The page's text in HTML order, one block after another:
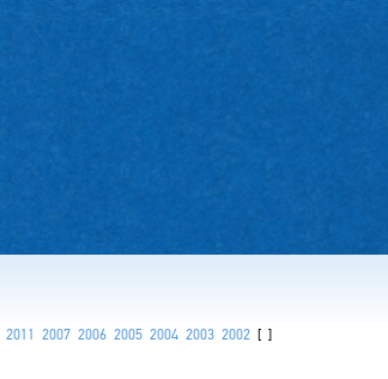
2011 2007 2006 2005 2004 2003 2002 [ ]